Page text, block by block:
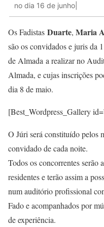
no dia 16 de junho|
Os Fadistas Duarte, Maria
são os convidados e juris da
de Almada a realizar no
Almada, e cujas inscrições
dia 8 de maio.
[Best_Wordpress_Gallery
O Júri será constituído pelos
convidado de cada noite.
Todos os concorrentes serão
residentes e terão assim a
num auditório profissional
Fado e acompanhados por
de experiência.